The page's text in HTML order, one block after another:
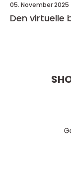
05. November 2025
Den virtuelle